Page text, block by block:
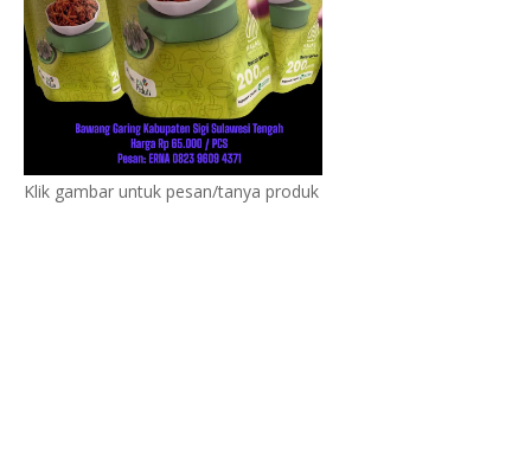
Klik gambar untuk pesan/tanya produk